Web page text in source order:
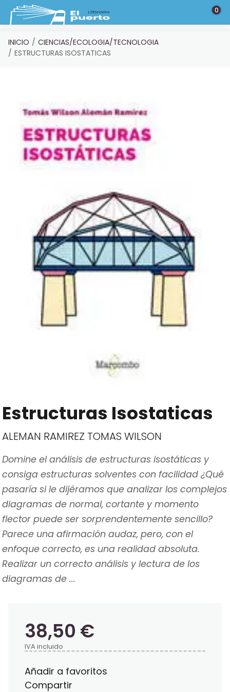
Saltar al contenido principal 0
INICIO
CIENCIAS/ECOLOGIA/TECNOLOGIA
ESTRUCTURAS ISOSTATICAS
Estructuras Isostaticas
ALEMAN RAMIREZ TOMAS WILSON
Domine el análisis de estructuras isostáticas y
consiga estructuras solventes con facilidad ¿Qué
pasaría si le dijéramos que analizar los complejos
diagramas de normal, cortante y momento
flector puede ser sorprendentemente sencillo?
Parece una afirmación audaz, pero, con el
enfoque correcto, es una realidad absoluta.
Realizar un correcto análisis y lectura de los
diagramas de ...
38,50 €
IVA incluido
Añadir a favoritos
Compartir